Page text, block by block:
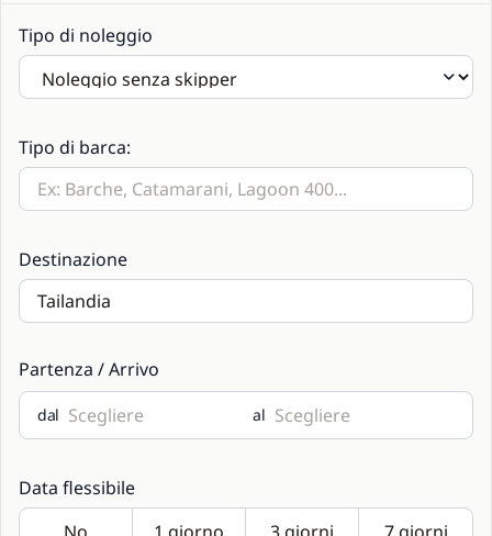
Tipo di noleggio
Tipo di barca:
Destinazione
Partenza / Arrivo
dal al
Data flessibile